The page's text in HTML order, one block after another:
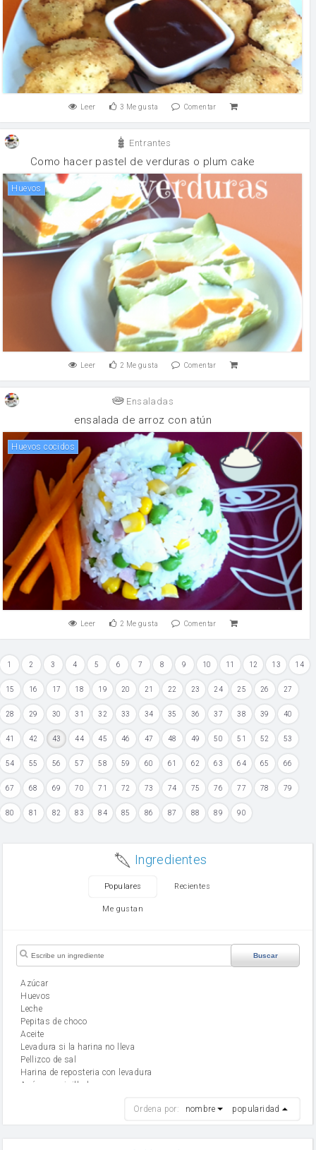
Leer 3 Me gusta Comentar
Entrantes
Como hacer pastel de verduras o plum cake
huevos
Leer 2 Me gusta Comentar
Ensaladas
ensalada de arroz con atún
huevos cocidos
Leer 2 Me gusta Comentar
1 2 3 4 5 6 7 8 9 10 11 12 13 14
15 16 17 18 19 20 21 22 23 24 25 26 27
28 29 30 31 32 33 34 35 36 37 38 39 40
41 42 43 44 45 46 47 48 49 50 51 52 53
54 55 56 57 58 59 60 61 62 63 64 65 66
67 68 69 70 71 72 73 74 75 76 77 78 79
80 81 82 83 84 85 86 87 88 89 90
Ingredientes
Populares Recientes
Me gustan
Buscar
Azúcar
huevos
leche
Pepitas de choco
aceite
Levadura si la harina no lleva
Pellizco de sal
Harina de reposteria con levadura
Azúcar avainillado
mantequilla
Ordena por: nombre popularidad